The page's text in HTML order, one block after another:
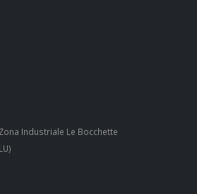
Industriale Le Bocchette